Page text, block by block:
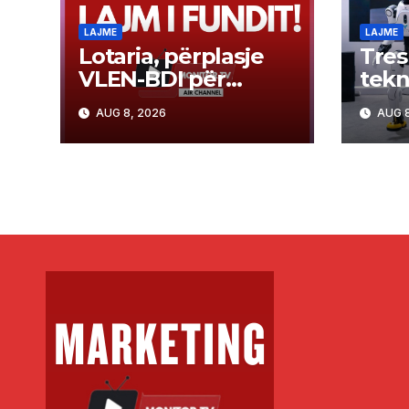
LAJME
Lotaria, përplasje
VLEN-BDI për
hetimin ndaj Grubit
AUG 8, 2026
LAJME
AUG